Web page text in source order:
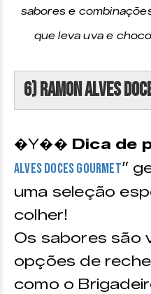
sabores e
que leva uva e
6) Ramon Alves
�Y�� Dica de
Alves Doces Gourmet”
uma seleção
colher!
Os sabores são
opções de
como o